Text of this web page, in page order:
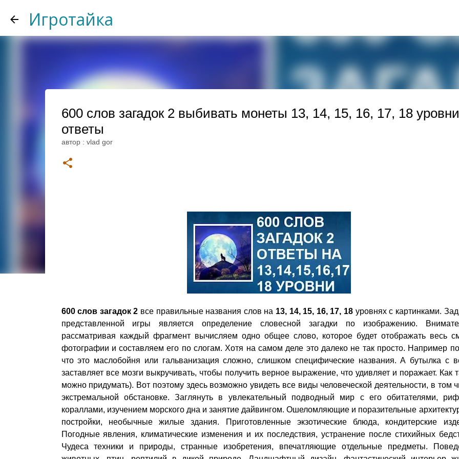
Игротайка
600 слов загадок 2 выбивать монеты 13, 14, 15, 16, 17, 18 уровни
ответы
автор : vlad gor
600 слов загадок 2 все правильные названия слов на 13, 14, 15, 16, 17, 18 уровнях с картинками.
представленной игры является определение словесной загадки по изображению.
рассматривая каждый фрагмент вычисляем одно общее слово, которое будет отображать весь
фотографии и составляем его по слогам. Хотя на самом деле это далеко не так просто. Например
что это маслобойня или гальванизация сложно, слишком специфические названия. А бутылка с
заставляет все мозги выкручивать, чтобы получить верное выражение, что удивляет и поражает. Как
можно придумать). Вот поэтому здесь возможно увидеть все виды человеческой деятельности, в том
экстремальной обстановке. Заглянуть в увлекательный подводный мир с его обитателями,
кораллами, изучением морского дна и занятие дайвингом. Ошеломляющие и поразительные
постройки, необычные жилые здания. Приготовленные экзотические блюда, кондитерские
Погодные явления, климатические изменения и их последствия, устранение после стихийных
Чудеса техники и природы, странные изобретения, впечатляющие отдельные предметы.